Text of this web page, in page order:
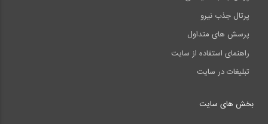
پرتال جذب نیرو
پرسش های متداول
راهنمای استفاده از سایت
تبلیغات در سایت
بخش های سایت